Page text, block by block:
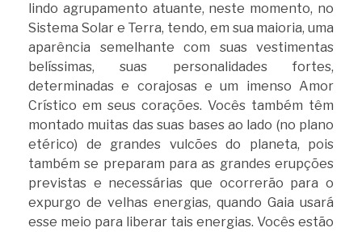
lindo agrupamento atuante, neste momento, no
Sistema Solar e Terra, tendo, em sua maioria, uma
aparência semelhante com suas vestimentas
belíssimas, suas personalidades fortes,
determinadas e corajosas e um imenso Amor
Crístico em seus corações. Vocês também têm
montado muitas das suas bases ao lado (no plano
etérico) de grandes vulcões do planeta, pois
também se preparam para as grandes erupções
previstas e necessárias que ocorrerão para o
expurgo de velhas energias, quando Gaia usará
esse meio para liberar tais energias. Vocês estão